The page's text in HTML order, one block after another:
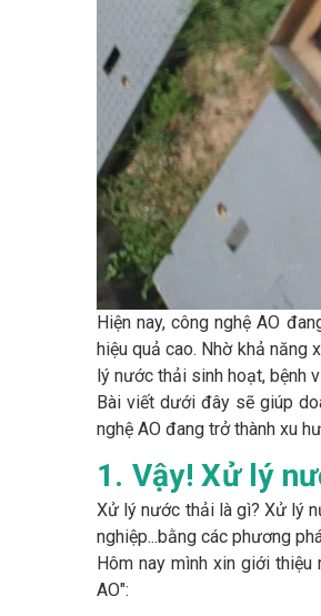
Hiện nay, công nghệ AO
hiệu quả cao. Nhờ khả năng
lý nước thải sinh hoạt, bệnh
Bài viết dưới đây sẽ giúp
nghệ AO đang trở thành xu
1. Vậy! Xử lý
Xử lý nước thải là gì? Xử lý
nghiệp...bằng các phương
Hôm nay mình xin giới
AO":